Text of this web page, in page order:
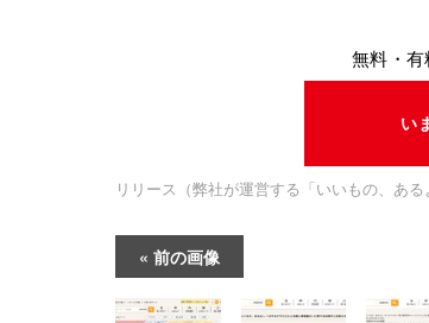
無料・
い
リリース（弊社が運営する「いいもの、あ
前の画像